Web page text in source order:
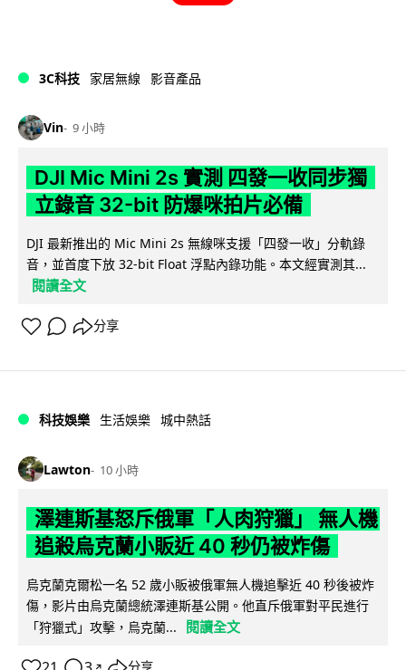
3C科技 家居無線 影音產品
Vin 9 小時
DJI Mic Mini 2s 實測 四發一收同步獨
立錄音 32-bit 防爆咪拍片必備
DJI 最新推出的 Mic Mini 2s 無線咪支援「四發一收」分軌錄
音，並首度下放 32-bit Float 浮點內錄功能。本文經實測其...
閱讀全文
分享
科技娛樂 生活娛樂 城中熱話
Lawton 10 小時
澤連斯基怒斥俄軍「人肉狩獵」 無人機
追殺烏克蘭小販近 40 秒仍被炸傷
烏克蘭克爾松一名 52 歲小販被俄軍無人機追擊近 40 秒後被炸
傷，影片由烏克蘭總統澤連斯基公開。他直斥俄軍對平民進行
「狩獵式」攻擊，烏克蘭...
閱讀全文
↗